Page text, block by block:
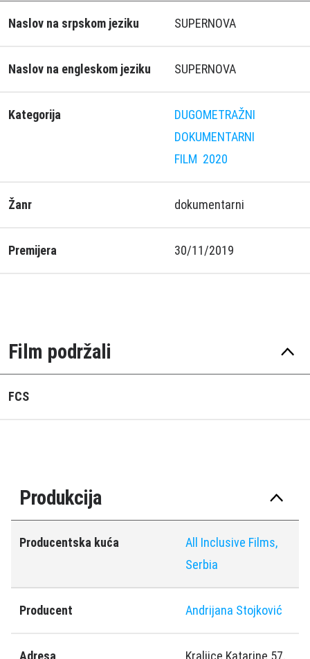
Naslov na srpskom jeziku SUPERNOVA
Naslov na engleskom jeziku SUPERNOVA
Kategorija
DUGOMETRAŽNI
DOKUMENTARNI
FILM 2020
Žanr dokumentarni
Premijera 30/11/2019
Film podržali
FCS
Produkcija
Producentska kuća
All Inclusive Films,
Serbia
Producent Andrijana Stojković
Adresa
Kraljice Katarine 57,